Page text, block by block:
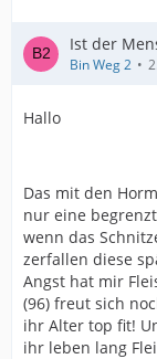
Ist der
Bin Weg 2
Hallo
Das mit den
nur eine
wenn das
zerfallen diese
Angst hat mir
(96) freut sich
ihr Alter top fit!
ihr leben lang